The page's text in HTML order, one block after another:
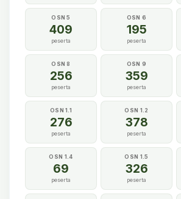
OSN 5
409
peserta
OSN 6
195
peserta
OSN 8
256
peserta
OSN 9
359
peserta
OSN 1.1
276
peserta
OSN 1.2
378
peserta
OSN 1.4
69
peserta
OSN 1.5
326
peserta